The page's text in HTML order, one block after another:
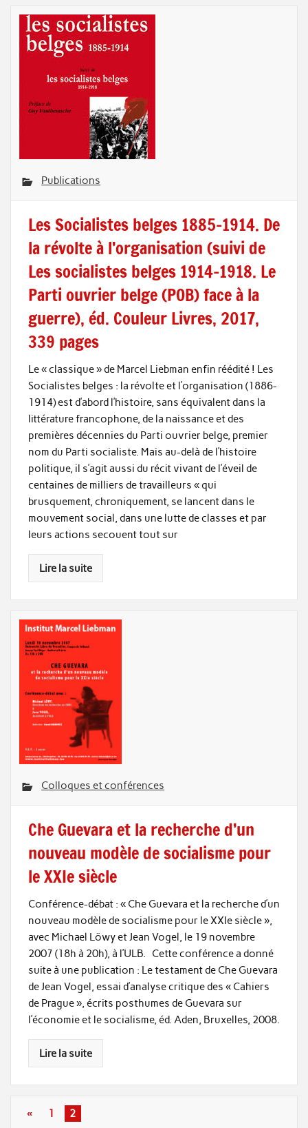
Publications
Les Socialistes belges 1885-1914. De
la révolte à l’organisation (suivi de
Les socialistes belges 1914-1918. Le
Parti ouvrier belge (POB) face à la
guerre), éd. Couleur Livres, 2017,
339 pages
Le « classique » de Marcel Liebman enfin réédité ! Les
Socialistes belges : la révolte et l’organisation (1886-
1914) est d’abord l’histoire, sans équivalent dans la
littérature francophone, de la naissance et des
premières décennies du Parti ouvrier belge, premier
nom du Parti socialiste. Mais au-delà de l’histoire
politique, il s’agit aussi du récit vivant de l’éveil de
centaines de milliers de travailleurs « qui
brusquement, chroniquement, se lancent dans le
mouvement social, dans une lutte de classes et par
leurs actions secouent tout sur
Lire la suite
Colloques et conférences
Che Guevara et la recherche d’un
nouveau modèle de socialisme pour
le XXIe siècle
Conférence-débat : « Che Guevara et la recherche d’un
nouveau modèle de socialisme pour le XXIe siècle »,
avec Michael Löwy et Jean Vogel, le 19 novembre
2007 (18h à 20h), à l’ULB. Cette conférence a donné
suite à une publication : Le testament de Che Guevara
de Jean Vogel, essai d’analyse critique des « Cahiers
de Prague », écrits posthumes de Guevara sur
l’économie et le socialisme, éd. Aden, Bruxelles, 2008.
Lire la suite
« 1 2